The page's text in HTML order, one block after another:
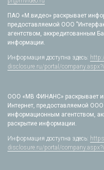
ПАО «М.видео» раскрывает
предоставляемой ООО
агентством, аккредитованным
информации.
Информация доступна здесь:
disclosure.ru/portal/
ООО «МВ ФИНАНС» раскрывает
Интернет, предоставляемой
информационным агентством,
раскрытие информации.
Информация доступна здесь:
disclosure.ru/portal/